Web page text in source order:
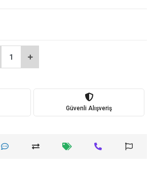
Güvenli Alışveriş